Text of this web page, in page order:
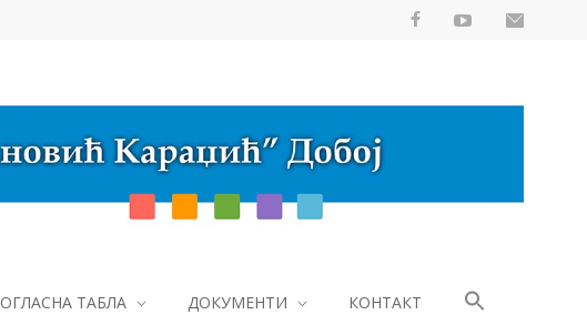
ОГЛАСНА ТАБЛА ДОКУМЕНТИ КОНТАКТ